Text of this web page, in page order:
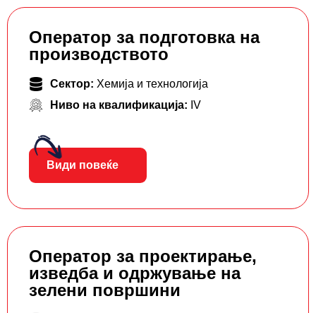
Оператор за подготовка на
производството
Сектор: Хемија и технологија
Ниво на квалификација: IV
Види повеќе
Оператор за проектирање,
изведба и одржување на
зелени површини